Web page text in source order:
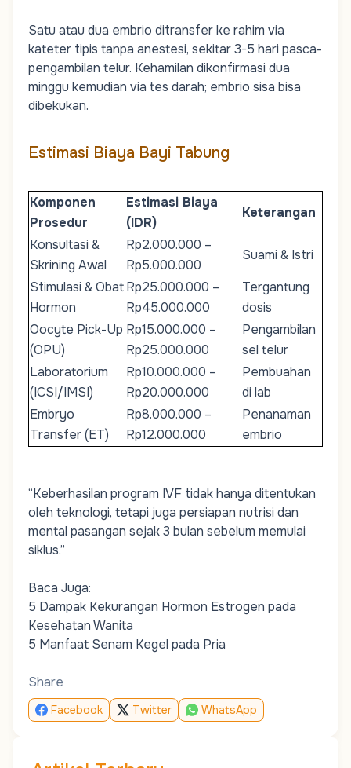
Satu atau dua embrio ditransfer ke rahim via
kateter tipis tanpa anestesi, sekitar 3-5 hari pasca-
pengambilan telur. Kehamilan dikonfirmasi dua
minggu kemudian via tes darah; embrio sisa bisa
dibekukan.
Estimasi Biaya Bayi Tabung
Komponen
Prosedur
Estimasi Biaya
(IDR)
Keterangan
Konsultasi &
Skrining Awal
Rp2.000.000 –
Rp5.000.000
Suami & Istri
Stimulasi & Obat
Hormon
Rp25.000.000 –
Rp45.000.000
Tergantung
dosis
Oocyte Pick-Up
(OPU)
Rp15.000.000 –
Rp25.000.000
Pengambilan
sel telur
Laboratorium
(ICSI/IMSI)
Rp10.000.000 –
Rp20.000.000
Pembuahan
di lab
Embryo
Transfer (ET)
Rp8.000.000 –
Rp12.000.000
Penanaman
embrio
“Keberhasilan program IVF tidak hanya ditentukan
oleh teknologi, tetapi juga persiapan nutrisi dan
mental pasangan sejak 3 bulan sebelum memulai
siklus.”
Baca Juga:
5 Dampak Kekurangan Hormon Estrogen pada
Kesehatan Wanita
5 Manfaat Senam Kegel pada Pria
Share
Facebook Twitter WhatsApp